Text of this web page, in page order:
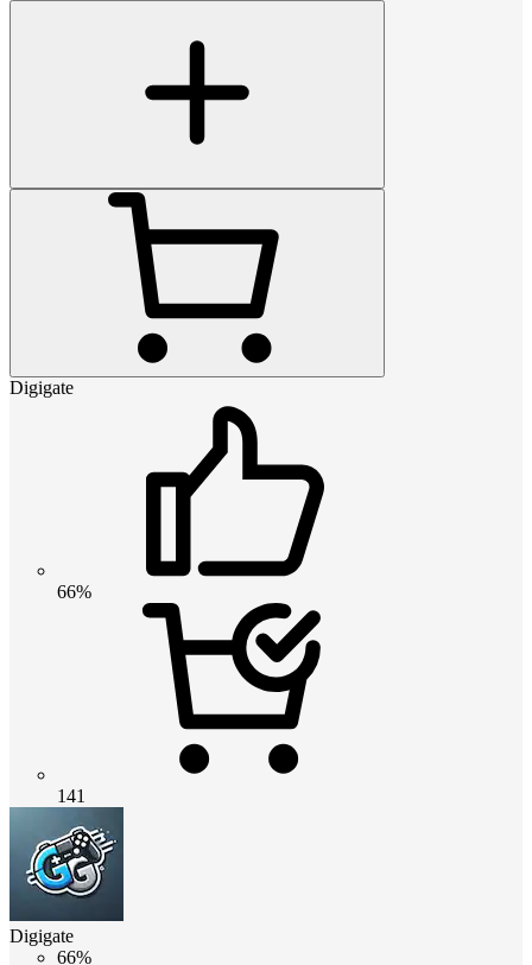
Digigate
66%
141
Digigate
66%